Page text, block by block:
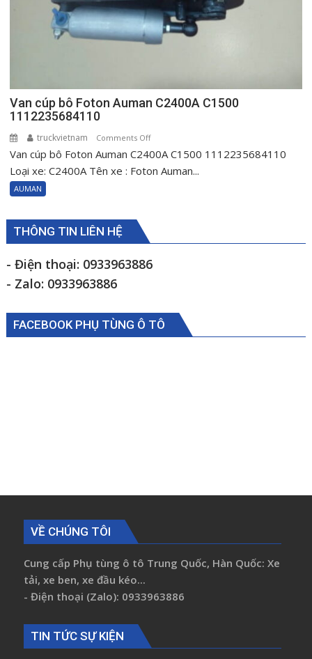
Van cúp bô Foton Auman C2400A C1500
1112235684110
truckvietnam Comments Offon
Van
cúp
C1500
1112235684110
Van cúp bô Foton Auman C2400A C1500 1112235684110
Loại xe: C2400A Tên xe : Foton Auman...
AUMAN
THÔNG TIN LIÊN HỆ
- Điện thoại: 0933963886
- Zalo: 0933963886
FACEBOOK PHỤ TÙNG Ô TÔ
VỀ CHÚNG TÔI
Cung cấp Phụ tùng ô tô Trung Quốc, Hàn Quốc: Xe
tải, xe ben, xe đầu kéo...
- Điện thoại (Zalo): 0933963886
TIN TỨC SỰ KIỆN